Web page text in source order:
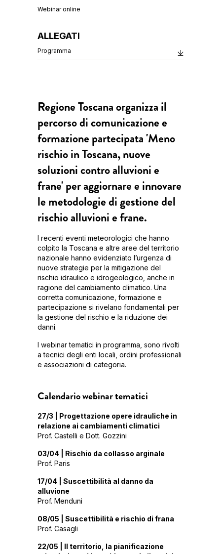
Webinar online
ALLEGATI
Programma
Regione Toscana organizza il
percorso di comunicazione e
formazione partecipata 'Meno
rischio in Toscana, nuove
soluzioni contro alluvioni e
frane' per aggiornare e innovare
le metodologie di gestione del
rischio alluvioni e frane.
I recenti eventi meteorologici che hanno
colpito la Toscana e altre aree del territorio
nazionale hanno evidenziato l’urgenza di
nuove strategie per la mitigazione del
rischio idraulico e idrogeologico, anche in
ragione del cambiamento climatico. Una
corretta comunicazione, formazione e
partecipazione si rivelano fondamentali per
la gestione del rischio e la riduzione dei
danni.
I webinar tematici in programma, sono rivolti
a tecnici degli enti locali, ordini professionali
e associazioni di categoria.
Calendario webinar tematici
27/3 | Progettazione opere idrauliche in
relazione ai cambiamenti climatici
Prof. Castelli e Dott. Gozzini
03/04 | Rischio da collasso arginale
Prof. Paris
17/04 | Suscettibilità al danno da
alluvione
Prof. Menduni
08/05 | Suscettibilità e rischio di frana
Prof. Casagli
22/05 | Il territorio, la pianificazione